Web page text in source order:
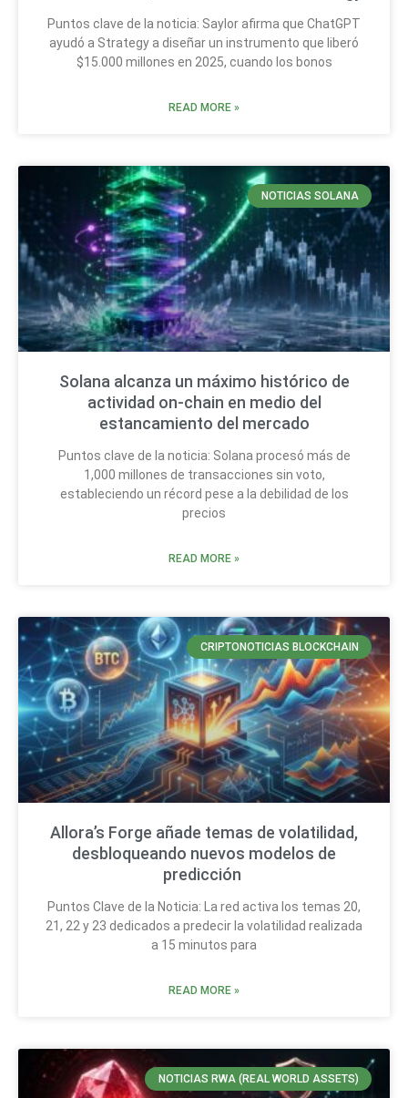
Puntos clave de la noticia: Saylor afirma que ChatGPT
ayudó a Strategy a diseñar un instrumento que liberó
$15.000 millones en 2025, cuando los bonos
READ MORE »
NOTICIAS SOLANA
Solana alcanza un máximo histórico de
actividad on-chain en medio del
estancamiento del mercado
Puntos clave de la noticia: Solana procesó más de
1,000 millones de transacciones sin voto,
estableciendo un récord pese a la debilidad de los
precios
READ MORE »
CRIPTONOTICIAS BLOCKCHAIN
Allora’s Forge añade temas de volatilidad,
desbloqueando nuevos modelos de
predicción
Puntos Clave de la Noticia: La red activa los temas 20,
21, 22 y 23 dedicados a predecir la volatilidad realizada
a 15 minutos para
READ MORE »
NOTICIAS RWA (REAL WORLD ASSETS)